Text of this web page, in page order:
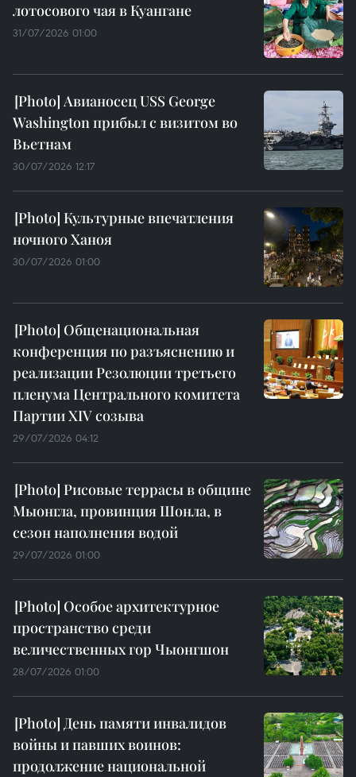
лотосового чая в Куангане
31/07/2026 01:00
Авианосец USS George
Washington прибыл с визитом во
Вьетнам
30/07/2026 12:17
Культурные впечатления
ночного Ханоя
30/07/2026 01:00
Общенациональная
конференция по разъяснению и
реализации Резолюции третьего
пленума Центрального комитета
Партии XIV созыва
29/07/2026 04:12
Рисовые террасы в общине
Мыонгла, провинция Шонла, в
сезон наполнения водой
29/07/2026 01:00
Особое архитектурное
пространство среди
величественных гор Чыонгшон
28/07/2026 01:00
День памяти инвалидов
войны и павших воинов:
продолжение национальной